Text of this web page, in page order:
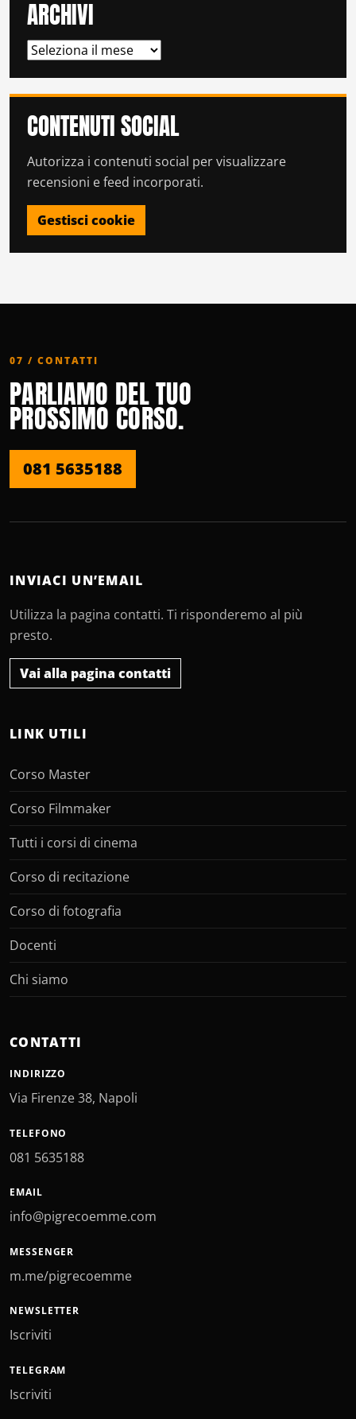
ARCHIVI
ARCHIVI
CONTENUTI SOCIAL
Autorizza i contenuti social per visualizzare
recensioni e feed incorporati.
Gestisci cookie
07 / CONTATTI
PARLIAMO DEL TUO
PROSSIMO CORSO.
081 5635188
INVIACI UN’EMAIL
Utilizza la pagina contatti. Ti risponderemo al più
presto.
Vai alla pagina contatti
LINK UTILI
Corso Master
Corso Filmmaker
Tutti i corsi di cinema
Corso di recitazione
Corso di fotografia
Docenti
Chi siamo
CONTATTI
INDIRIZZO
Via Firenze 38, Napoli
TELEFONO
081 5635188
EMAIL
info@pigrecoemme.com
MESSENGER
m.me/pigrecoemme
NEWSLETTER
Iscriviti
TELEGRAM
Iscriviti